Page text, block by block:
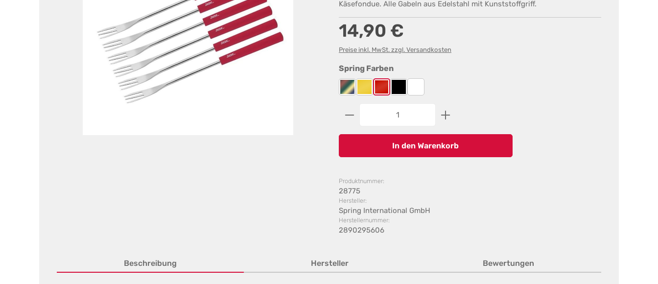
Käsefondue. Alle Gabeln aus Edelstahl mit Kunststoffgriff.
Regulärer Preis:
14,90 €
Preise inkl. MwSt. zzgl. Versandkosten
Spring Farbenauswählen
Bunt Gelb Rot Schwarz
Weiß
Produkt Anzahl: Gib den gewünschten Wert ein oder
In den Warenkorb
Produktnummer:
28775
Hersteller:
Spring International GmbH
Herstellernummer:
2890295606
Beschreibung Hersteller Bewertungen